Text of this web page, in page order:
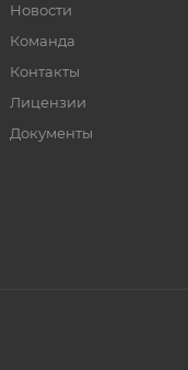
Новости
Команда
Контакты
Лицензии
Документы